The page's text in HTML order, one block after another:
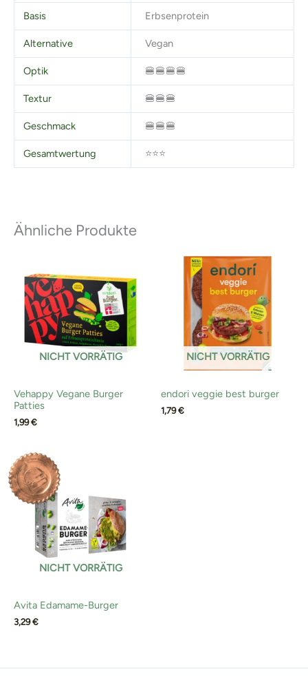
Basis Erbsenprotein
Alternative Vegan
Optik 🍔🍔🍔🍔
Textur 🍔🍔🍔
Geschmack 🍔🍔🍔
Gesamtwertung ⭐⭐⭐
Ähnliche Produkte
NICHT VORRÄTIG
Vehappy Vegane Burger
Patties
1,99€
NICHT VORRÄTIG
endori veggie best burger
1,79€
NICHT VORRÄTIG
Avita Edamame-Burger
3,29€